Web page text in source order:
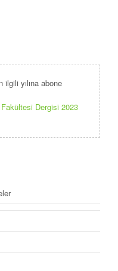
yılına abone
Dergisi 2023